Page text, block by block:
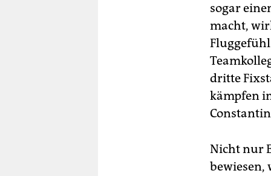
sogar
macht,
dritte
kämpfen
Nicht nur
bewiesen,